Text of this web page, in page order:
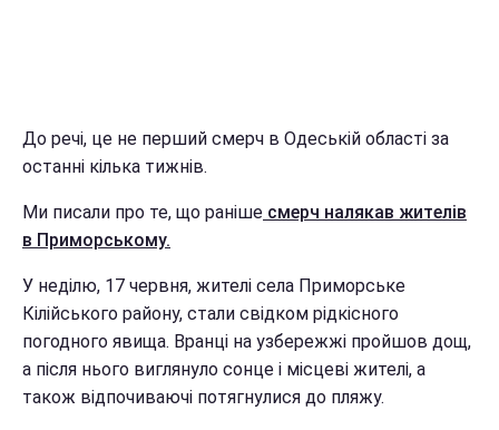
До речі, це не перший смерч в Одеській області за
останні кілька тижнів.
Ми писали про те, що раніше смерч налякав жителів
в Приморському.
У неділю, 17 червня, жителі села Приморське
Кілійського району, стали свідком рідкісного
погодного явища. Вранці на узбережжі пройшов дощ,
а після нього виглянуло сонце і місцеві жителі, а
також відпочиваючі потягнулися до пляжу.